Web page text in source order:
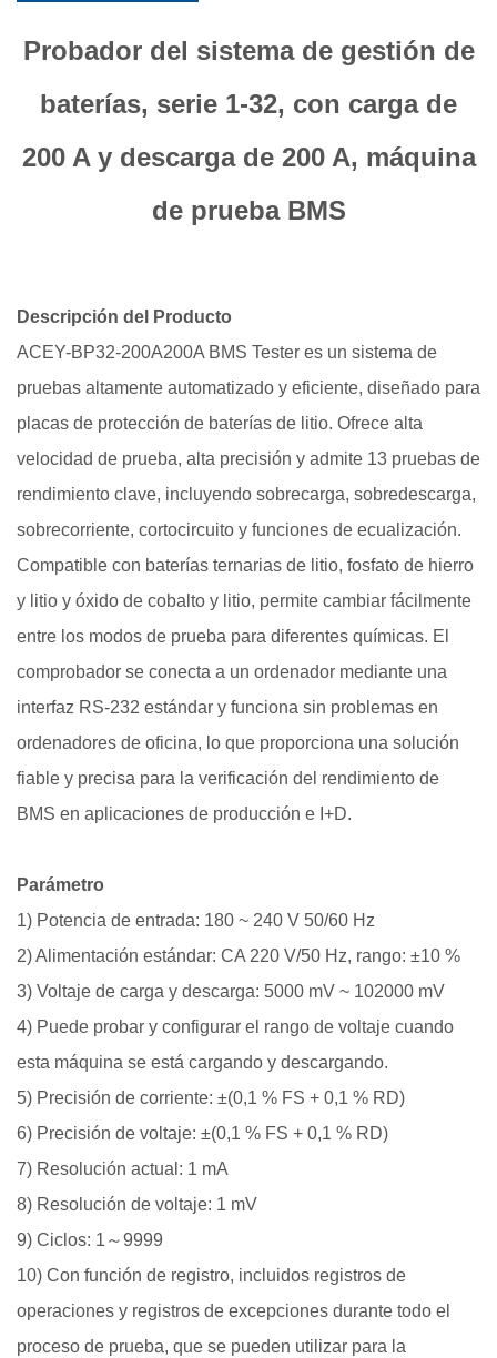
Probador del sistema de gestión de
baterías, serie 1-32, con carga de
200 A y descarga de 200 A, máquina
de prueba BMS
Descripción del Producto
ACEY-BP32-200A200A BMS Tester es un sistema de
pruebas altamente automatizado y eficiente, diseñado para
placas de protección de baterías de litio. Ofrece alta
velocidad de prueba, alta precisión y admite 13 pruebas de
rendimiento clave, incluyendo sobrecarga, sobredescarga,
sobrecorriente, cortocircuito y funciones de ecualización.
Compatible con baterías ternarias de litio, fosfato de hierro
y litio y óxido de cobalto y litio, permite cambiar fácilmente
entre los modos de prueba para diferentes químicas. El
comprobador se conecta a un ordenador mediante una
interfaz RS-232 estándar y funciona sin problemas en
ordenadores de oficina, lo que proporciona una solución
fiable y precisa para la verificación del rendimiento de
BMS en aplicaciones de producción e I+D.
Parámetro
1) Potencia de entrada: 180 ~ 240 V 50/60 Hz
2) Alimentación estándar: CA 220 V/50 Hz, rango: ±10 %
3) Voltaje de carga y descarga: 5000 mV ~ 102000 mV
4) Puede probar y configurar el rango de voltaje cuando
esta máquina se está cargando y descargando.
5) Precisión de corriente: ±(0,1 % FS + 0,1 % RD)
6) Precisión de voltaje: ±(0,1 % FS + 0,1 % RD)
7) Resolución actual: 1 mA
8) Resolución de voltaje: 1 mV
9) Ciclos: 1～9999
10) Con función de registro, incluidos registros de
operaciones y registros de excepciones durante todo el
proceso de prueba, que se pueden utilizar para la